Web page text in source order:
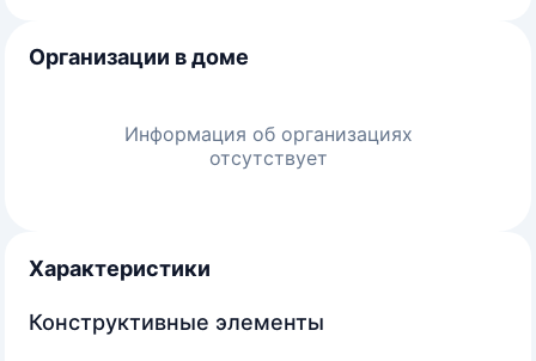
Организации в доме
Информация об организациях
отсутствует
Характеристики
Конструктивные элементы